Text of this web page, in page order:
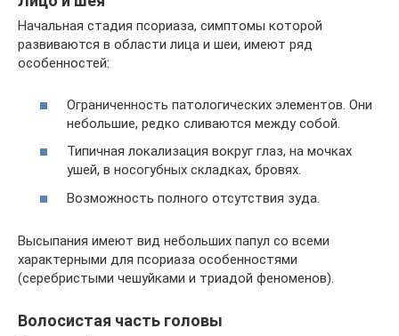
Начальная стадия псориаза, симптомы которой
развиваются в области лица и шеи, имеют ряд
особенностей:
Ограниченность патологических элементов. Они
небольшие, редко сливаются между собой.
Типичная локализация вокруг глаз, на мочках
ушей, в носогубных складках, бровях.
Возможность полного отсутствия зуда.
Высыпания имеют вид небольших папул со всеми
характерными для псориаза особенностями
(серебристыми чешуйками и триадой феноменов).
Волосистая часть головы